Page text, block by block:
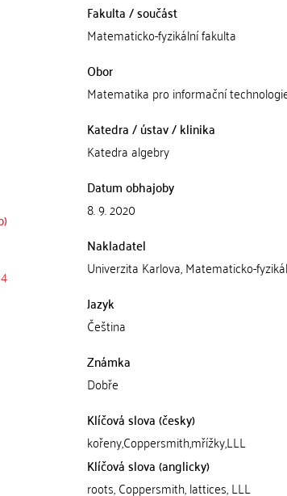
Fakulta / součást
Matematicko-fyzikální fakulta
Obor
Matematika pro informační
Katedra / ústav / klinika
Katedra algebry
Datum obhajoby
8. 9. 2020
Nakladatel
Univerzita Karlova, Matematicko-
Jazyk
Čeština
Známka
Dobře
Klíčová slova (česky)
kořeny,Coppersmith,mřížky,LLL
Klíčová slova (anglicky)
roots, Coppersmith, lattices, LLL